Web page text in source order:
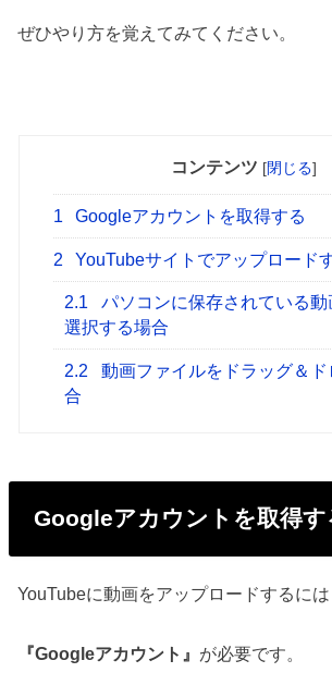
ぜひやり方を覚えてみてください。
コンテンツ [閉じる]
1 Googleアカウントを取得する
2 YouTubeサイトでアップロード
2.1
パソコンに保存されている
選択する場合
2.2
動画ファイルをドラッグ＆
合
Googleアカウントを取得す
YouTubeに動画をアップロードするには
『Googleアカウント』 が必要です。